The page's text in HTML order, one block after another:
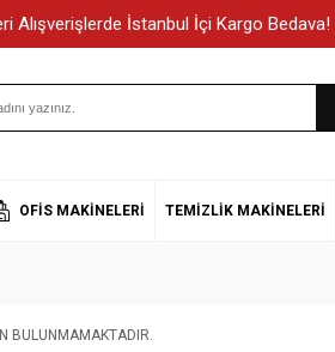
Alışverişlerde İstanbul İçi Kargo Bedava!
OFIS MAKINELERI TEMIZLIK MAKINELERI
BULUNMAMAKTADIR.